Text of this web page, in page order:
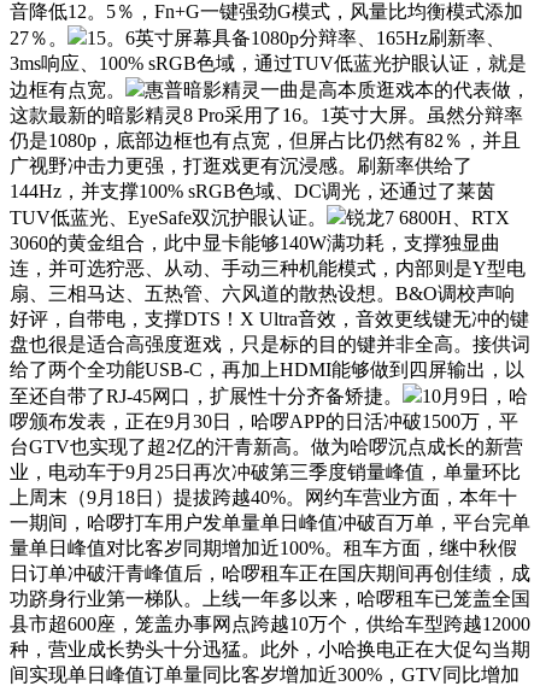
音降低12。5％，Fn+G一键强劲G模式，风量比均衡模式添加
27％。
15。6英寸屏幕具备1080p分辩率、165Hz刷新率、
3ms响应、100% sRGB色域，通过TUV低蓝光护眼认证，就是
边框有点宽。
惠普暗影精灵一曲是高本质逛戏本的代表做，
这款最新的暗影精灵8 Pro采用了16。1英寸大屏。虽然分辩率
仍是1080p，底部边框也有点宽，但屏占比仍然有82％，并且
广视野冲击力更强，打逛戏更有沉浸感。刷新率供给了
144Hz，并支撑100% sRGB色域、DC调光，还通过了莱茵
TUV低蓝光、EyeSafe双沉护眼认证。
锐龙7 6800H、RTX
3060的黄金组合，此中显卡能够140W满功耗，支撑独显曲
连，并可选狞恶、从动、手动三种机能模式，内部则是Y型电
扇、三相马达、五热管、六风道的散热设想。B&O调校声响
好评，自带电，支撑DTS！X Ultra音效，音效更线键无冲的键
盘也很是适合高强度逛戏，只是标的目的键并非全高。接供词
给了两个全功能USB-C，再加上HDMI能够做到四屏输出，以
至还自带了RJ-45网口，扩展性十分齐备矫捷。
10月9日，哈
啰颁布发表，正在9月30日，哈啰APP的日活冲破1500万，平
台GTV也实现了超2亿的汗青新高。做为哈啰沉点成长的新营
业，电动车于9月25日再次冲破第三季度销量峰值，单量环比
上周末（9月18日）提拔跨越40%。网约车营业方面，本年十
一期间，哈啰打车用户发单量单日峰值冲破百万单，平台完单
量单日峰值对比客岁同期增加近100%。租车方面，继中秋假
日订单冲破汗青峰值后，哈啰租车正在国庆期间再创佳绩，成
功跻身行业第一梯队。上线一年多以来，哈啰租车已笼盖全国
县市超600座，笼盖办事网点跨越10万个，供给车型跨越12000
种，营业成长势头十分迅猛。此外，小哈换电正在大促勾当期
间实现单日峰值订单量同比客岁增加近300%，GTV同比增加